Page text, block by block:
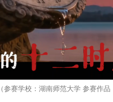
（参赛学校：湖南师范大学 参赛作